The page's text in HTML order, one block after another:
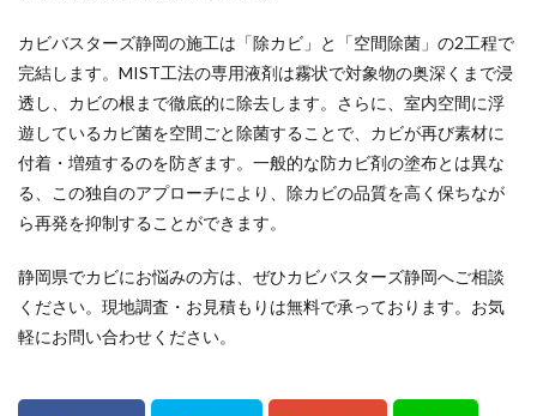
カビバスターズ静岡の施工は「除カビ」と「空間除菌」の2工程で
完結します。MIST工法の専用液剤は霧状で対象物の奥深くまで浸
透し、カビの根まで徹底的に除去します。さらに、室内空間に浮
遊しているカビ菌を空間ごと除菌することで、カビが再び素材に
付着・増殖するのを防ぎます。一般的な防カビ剤の塗布とは異な
る、この独自のアプローチにより、除カビの品質を高く保ちなが
ら再発を抑制することができます。
静岡県でカビにお悩みの方は、ぜひカビバスターズ静岡へご相談
ください。現地調査・お見積もりは無料で承っております。お気
軽にお問い合わせください。